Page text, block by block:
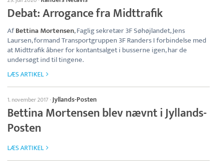
Debat: Arrogance fra Midttrafik
AfBettina Mortensen, Faglig sekretær 3F Søhøjlandet, Jens
Laursen, formand Transportgruppen 3F Randers I forbindelse med
at Midttrafik åbner for kontantsalget i busserne igen, har de
undersøgt ind til tingene.
LÆS ARTIKEL
1. november 2017·Jyllands-Posten
Bettina Mortensen blev nævnt i Jyllands-
Posten
LÆS ARTIKEL